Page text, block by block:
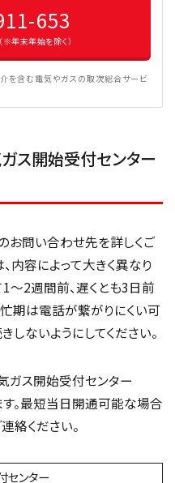
653
末年始を除く）
を含む電気やガスの取次総合サービ
ス開始受付センター
お問い合わせ先を詳しくご
内容によって大きく異なり
～2週間前、遅くとも3日前
忙期は電話が繋がりにくい可
しないようにしてください。
ガス開始受付センター
す。最短当日開通可能な場合
絡ください。
センター